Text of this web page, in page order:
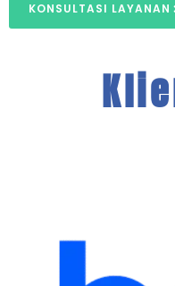
KONSULTASI LAYANAN